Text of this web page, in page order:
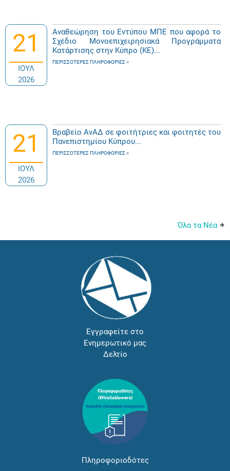
21
ΙΟΥΛ
2026
Αναθεώρηση του Εντύπου ΜΠΕ που αφορά το
Σχέδιο Μονοεπιχειρησιακά Προγράμματα
Κατάρτισης στην Κύπρο (ΚΕ)...
ΠΕΡΙΣΣΌΤΕΡΕΣ ΠΛΗΡΟΦΟΡΊΕΣ
21
ΙΟΥΛ
2026
Βραβείο ΑνΑΔ σε φοιτήτριες και φοιτητές του
Πανεπιστημίου Κύπρου...
ΠΕΡΙΣΣΌΤΕΡΕΣ ΠΛΗΡΟΦΟΡΊΕΣ
Όλα τα Νέα
Εγγραφείτε στο
Ενημερωτικό μας
Δελτίο
Πληροφοριοδότες